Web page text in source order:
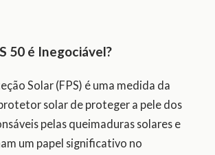
50 é Inegociável?
Solar (FPS) é uma medida da
solar de proteger a pele dos
pelas queimaduras solares e
um papel significativo no